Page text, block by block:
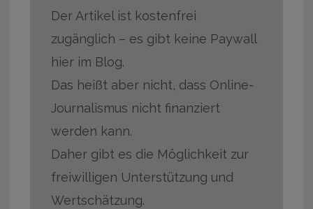
Der Artikel ist kostenfrei
zugänglich – es gibt keine Paywall
hier im Blog.
Das heißt aber nicht, dass Online-
Journalismus nicht finanziert
werden kann.
Daher gibt es die Möglichkeit zur
freiwilligen Unterstützung und
Wertschätzung.